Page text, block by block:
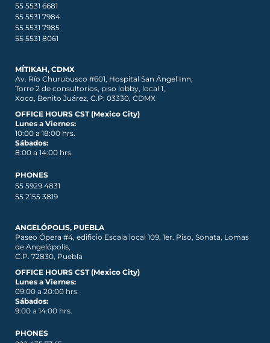
55 5531 6681
55 5531 7984
55 5531 7985
55 5531 8061
MÍTIKAH, CDMX
Av. Río Churubusco #601, Hospital San Ángel Inn,
Torre 2 de consultorios, piso lobby, local 1,
Xoco, Benito Juárez, C.P. 03330, CDMX
OFFICE HOURS CST (Mexico City)
Lunes a Viernes:
10:00 a 18:00 hrs.
Sábados:
8:00 a 14:00 hrs.
PHONES
55 5929 4831
55 2155 3819
ANGELÓPOLIS, PUEBLA
Paseo Ópera #4, edificio Escala local 109, 1er. Piso, Sonata, Lomas
de Angelópolis,
C.P. 72830, Puebla
OFFICE HOURS CST (Mexico City)
Lunes a Viernes:
09:00 a 20:00 hrs.
Sábados:
9:00 a 14:00 hrs.
PHONES